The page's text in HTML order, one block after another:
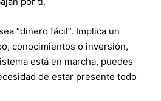
“dinero fácil”. Implica un
conocimientos o inversión,
está en marcha, puedes
de estar presente todo